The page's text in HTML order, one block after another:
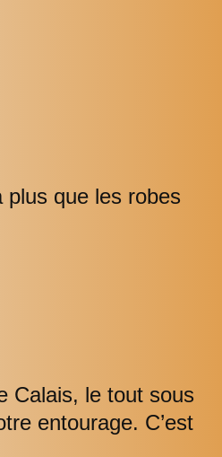
plus que les robes
Calais, le tout sous
entourage. C’est